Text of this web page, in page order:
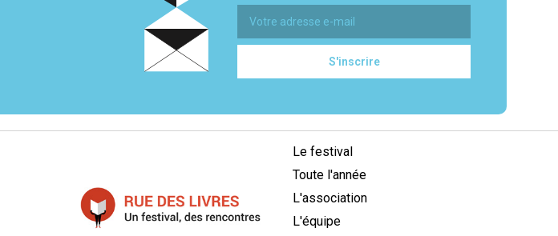
Le festival
Toute l'année
L'association
L'équipe